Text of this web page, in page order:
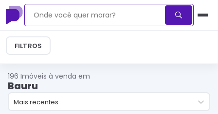
FILTROS
196 Imóveis à venda em
Bauru
Mais recentes